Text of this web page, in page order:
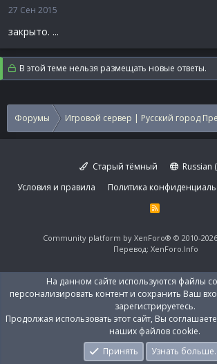
27 Сен 2015
закрыто. ...
В этой теме нельзя размещать новые ответы.
Форумы Игровой сервер | Русский город
Старый тёмный
Russian
Условия и правила
Политика
R
S
Community platform by XenForo® © 2010-
Перевод: XenForo.Info
На данном сайте используются файлы
персонализировать контент и сохранить Ваш
зарегистрируетесь.
Продолжая использовать этот сайт, Вы
наших файлов cookie.
Принять
Узнать